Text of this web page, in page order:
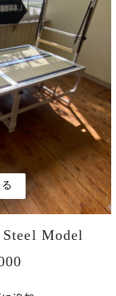
Model